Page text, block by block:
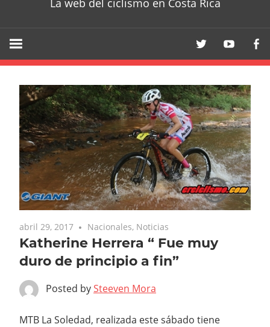
La web del ciclismo en Costa Rica
abril 29, 2017 Nacionales, Noticias
Katherine Herrera “ Fue muy
duro de principio a fin”
Posted bySteeven Mora
MTB La Soledad, realizada este sábado tiene